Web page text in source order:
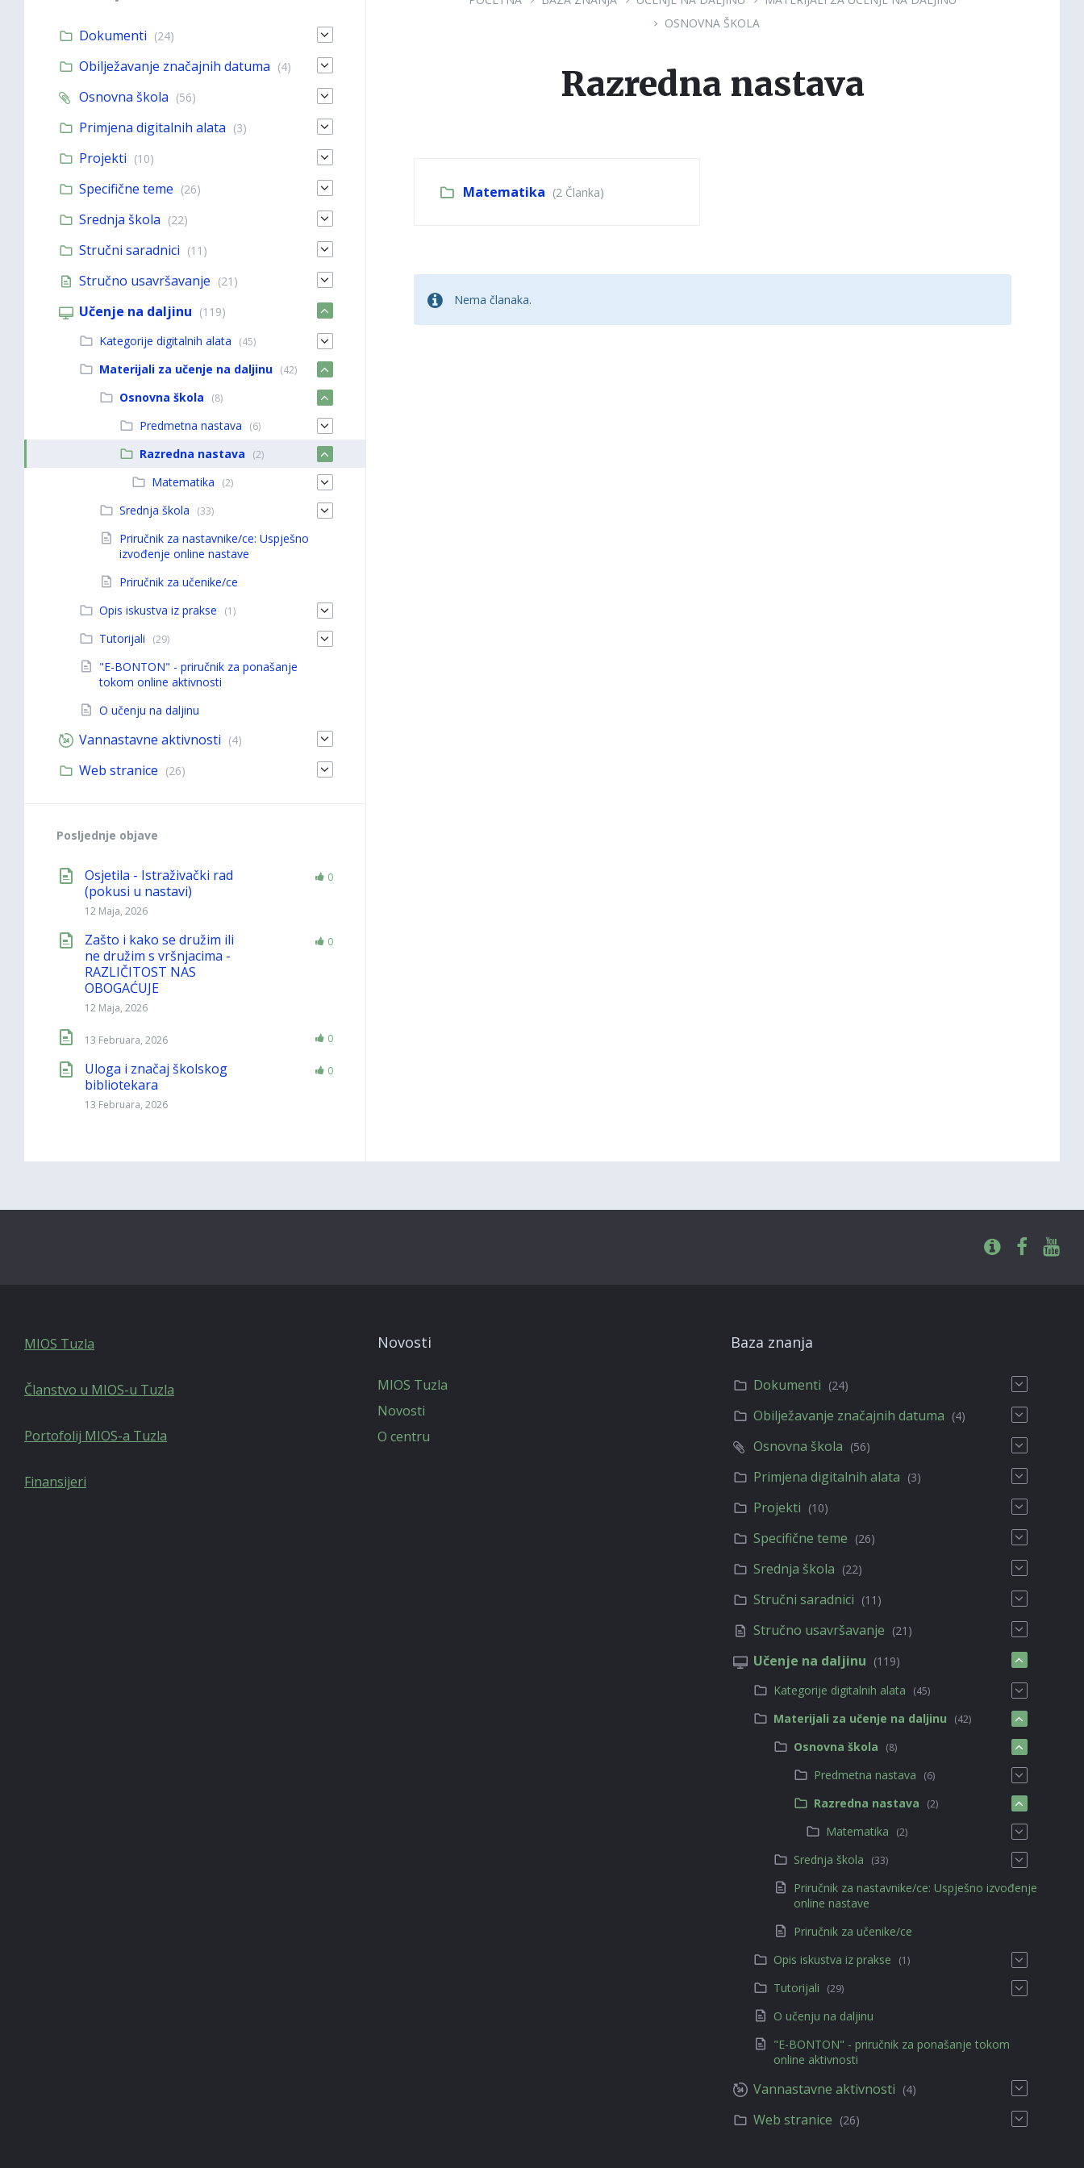
OSNOVNA ŠKOLA
Razredna nastava
Matematika (2 Članka)
Nema članaka.
Dokumenti (24)
Obilježavanje značajnih datuma (4)
Osnovna škola (56)
Primjena digitalnih alata (3)
Projekti (10)
Specifične teme (26)
Srednja škola (22)
Stručni saradnici (11)
Stručno usavršavanje (21)
Učenje na daljinu (119)
Kategorije digitalnih alata
(45)
Materijali za učenje na daljinu (42)
Osnovna škola (8)
Predmetna nastava (6)
Razredna nastava (2)
Matematika (2)
Srednja škola (33)
Priručnik za nastavnike/ce: Uspješno
izvođenje online nastave
Priručnik za učenike/ce
Opis iskustva iz prakse
(1)
Tutorijali (29)
"E-BONTON" - priručnik za ponašanje
tokom online aktivnosti
O učenju na daljinu
Vannastavne aktivnosti (4)
Web stranice (26)
Posljednje objave
Osjetila - Istraživački rad
(pokusi u nastavi)
12 Maja, 2026
0
Zašto i kako se družim ili
ne družim s vršnjacima -
RAZLIČITOST NAS
OBOGAĆUJE
12 Maja, 2026
0
13 Februara, 2026 0
Uloga i značaj školskog
bibliotekara
13 Februara, 2026
0
MIOS Tuzla
Članstvo u MIOS-u Tuzla
Portofolij MIOS-a Tuzla
Finansijeri
Novosti
MIOS Tuzla
Novosti
O centru
Baza znanja
Dokumenti (24)
Obilježavanje značajnih datuma (4)
Osnovna škola (56)
Primjena digitalnih alata (3)
Projekti (10)
Specifične teme (26)
Srednja škola (22)
Stručni saradnici (11)
Stručno usavršavanje (21)
Učenje na daljinu (119)
Kategorije digitalnih alata
(45)
Materijali za učenje na daljinu (42)
Osnovna škola (8)
Predmetna nastava (6)
Razredna nastava (2)
Matematika (2)
Srednja škola (33)
Priručnik za nastavnike/ce: Uspješno izvođenje
online nastave
Priručnik za učenike/ce
Opis iskustva iz prakse
(1)
Tutorijali (29)
O učenju na daljinu
"E-BONTON" - priručnik za ponašanje tokom
online aktivnosti
Vannastavne aktivnosti (4)
Web stranice (26)